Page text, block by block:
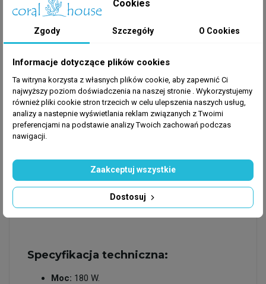
filtracyjne skutecznie izoluje wirnik przed
większymi odpadami (liście, gałązki), które
mogłyby doprowadzić do zablokowania
mechanizmu. Drobne zanieczyszczenia i muł są
bezpiecznie przepompowywane.
Ceramiczna oś wirnika:
Najwyższej klasy oś
ze spieków ceramicznych gwarantuje całkowitą
niewrażliwość na długoletnie oddziaływanie
wody. Pozwala to na swobodne stosowanie
pompy zarówno w środowisku słodkowodnym,
Potężne parametry techniczne:Przy poborze
mocy 180W urządzenie generuje gigantyczny
przepływ rzędu 8000 l/h i podnosi słup wody na
wysokość aż do 6 m.
Specyfikacja techniczna:
Moc: 180 W.
Cookies
Zgody Szczegóły O Cookies
Informacje dotyczące plików cookies
Ta witryna korzysta z własnych plików cookie, aby zapewnić Ci
najwyższy poziom doświadczenia na naszej stronie . Wykorzystujemy
również pliki cookie stron trzecich w celu ulepszenia naszych usług,
analizy a nastepnie wyświetlania reklam związanych z Twoimi
preferencjami na podstawie analizy Twoich zachowań podczas
nawigacji.
Dostosuj
Zaakceptuj wszystkie